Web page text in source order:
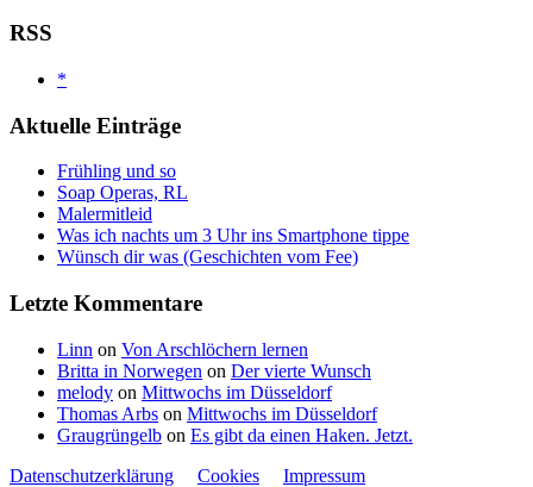
RSS
*
Aktuelle Einträge
Frühling und so
Soap Operas, RL
Malermitleid
Was ich nachts um 3 Uhr ins Smartphone tippe
Wünsch dir was (Geschichten vom Fee)
Letzte Kommentare
Linn on Von Arschlöchern lernen
Britta in Norwegen on Der vierte Wunsch
melody on Mittwochs im Düsseldorf
Thomas Arbs on Mittwochs im Düsseldorf
Graugrüngelb on Es gibt da einen Haken. Jetzt.
Datenschutzerklärung
Cookies Impressum